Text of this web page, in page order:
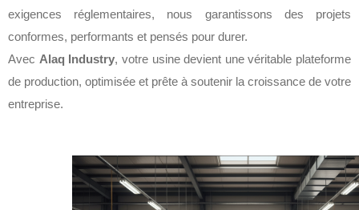
exigences réglementaires, nous garantissons des projets
conformes, performants et pensés pour durer.
Avec Alaq Industry, votre usine devient une véritable plateforme
de production, optimisée et prête à soutenir la croissance de votre
entreprise.